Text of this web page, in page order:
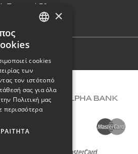
Δ. Τσιμισκή 70
επικοινωνίας×
cookies
των
τον ιστότοπό
σας για όλα
Πολιτική μας
περισσότερα